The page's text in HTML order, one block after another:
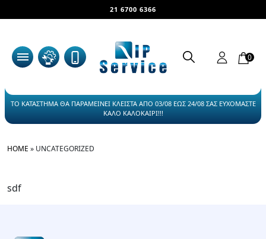
21 6700 6366
0
ΤΟ ΚΑΤΑΣΤΗΜΑ ΘΑ ΠΑΡΑΜΕΙΝΕΙ ΚΛΕΙΣΤΑ ΑΠΟ 03/08 ΕΩΣ 24/08 ΣΑΣ ΕΥΧΟΜΑΣΤΕ
ΚΑΛΟ ΚΑΛΟΚΑΙΡΙ!!!
HOME » UNCATEGORIZED
sdf